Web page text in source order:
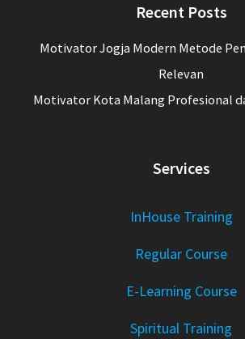
Recent Posts
Motivator Jogja Modern Metode
Relevan
Motivator Kota Malang Profesional
Services
InHouse Training
Regular Course
E-Learning Course
Spiritual Training